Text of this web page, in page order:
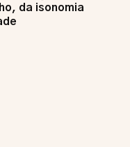
da isonomia